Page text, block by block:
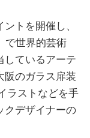
トを開催し、
で世界的芸術
しているアーテ
阪のガラス扉装
ラストなどを手
クデザイナーの